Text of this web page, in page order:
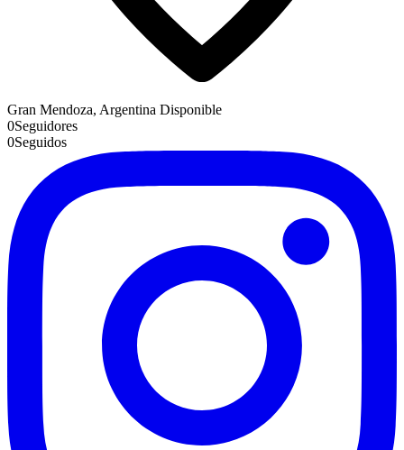
Gran Mendoza, Argentina Disponible
0Seguidores
0Seguidos